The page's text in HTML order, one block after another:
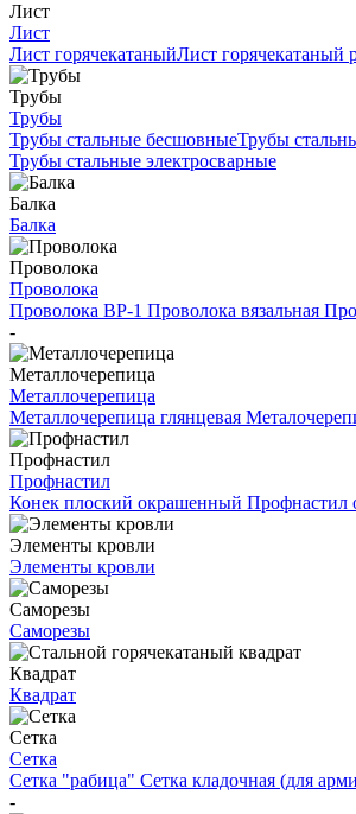
Лист
Лист
Лист горячекатаныйЛист горячекатаный
Трубы
Трубы
Трубы стальные бесшовныеТрубы
Трубы стальные электросварные
Балка
Балка
Проволока
Проволока
Проволока ВР-1 Проволока вязальная
-
Металлочерепица
Металлочерепица
Металлочерепица глянцевая
Профнастил
Профнастил
Конек плоский окрашенный Профнастил
Элементы кровли
Элементы кровли
Саморезы
Саморезы
Квадрат
Квадрат
Сетка
Сетка
Сетка "рабица" Сетка кладочная (для
-